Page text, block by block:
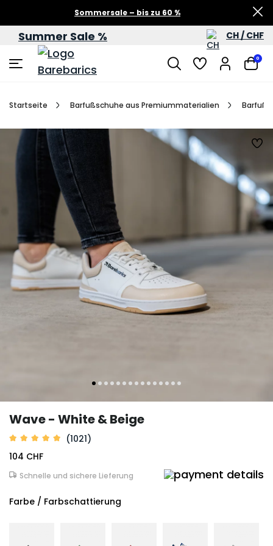
Sommersale – bis zu 60 %
Summer Sale % CH / CHF
0
Startseite Barfußschuhe aus Premiummaterialien
Wave - White & Beige
(1021)
104 CHF
Schnelle und sichere Lieferung
Farbe / Farbschattierung